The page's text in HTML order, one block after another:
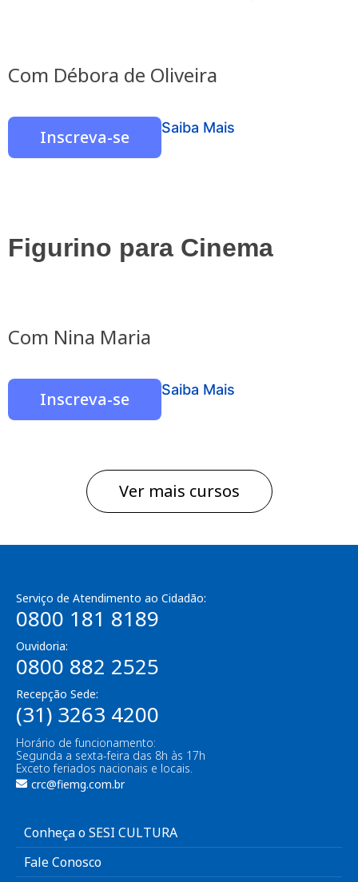
Quarteto Filmes, produziu as séries
É.
Com Débora de Oliveira
Inscreva-se Saiba Mais
Figurino para Cinema
Com Nina Maria
Inscreva-se Saiba Mais
Ver mais cursos
Serviço de Atendimento ao Cidadão:
0800 181 8189
Ouvidoria:
0800 882 2525
Recepção Sede:
(31) 3263 4200
Horário de funcionamento:
Segunda a sexta-feira das 8h às 17h
Exceto feriados nacionais e locais.
crc@fiemg.com.br
Conheça o SESI CULTURA
Fale Conosco